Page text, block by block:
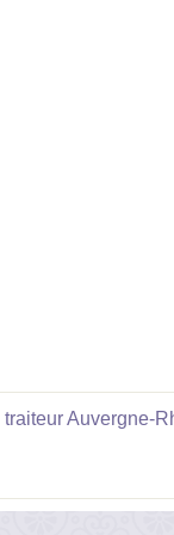
traiteur Auvergne-